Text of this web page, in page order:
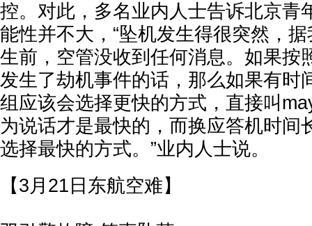
控。对此，多名业内人士告诉北京青
能性并不大，“坠机发生得很突然，
生前，空管没收到任何消息。如果按
发生了劫机事件的话，那么如果有时
组应该会选择更快的方式，直接叫
为说话才是最快的，而换应答机时间
选择最快的方式。”业内人士说。
【3月21日东航空难】